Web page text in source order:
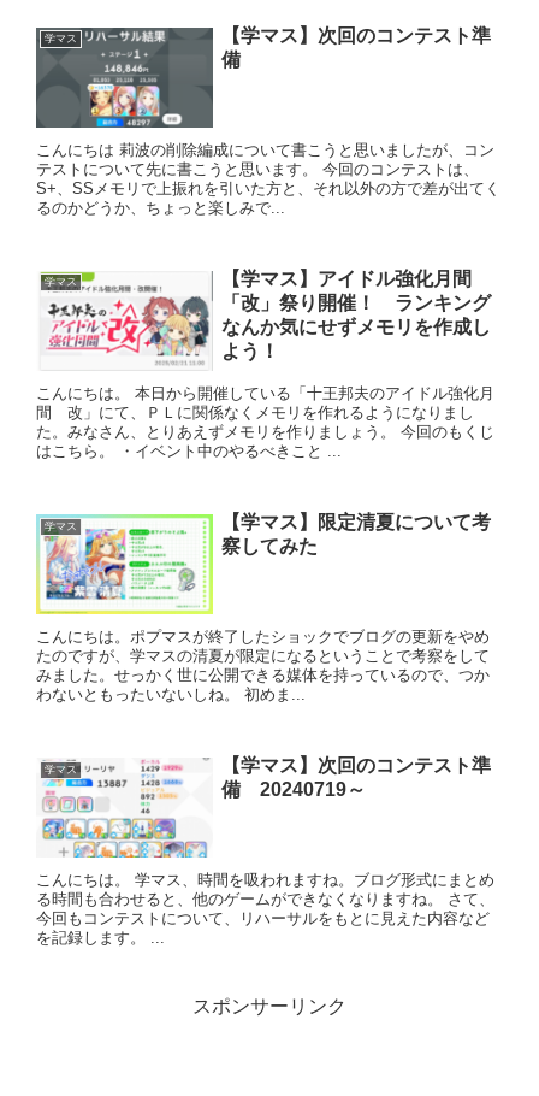
学マス
【学マス】次回のコンテスト準
備
こんにちは 莉波の削除編成について書こうと思いましたが、コン
テストについて先に書こうと思います。 今回のコンテストは、
S+、SSメモリで上振れを引いた方と、それ以外の方で差が出てく
るのかどうか、ちょっと楽しみで...
学マス
【学マス】アイドル強化月間
「改」祭り開催！ ランキング
なんか気にせずメモリを作成し
よう！
こんにちは。 本日から開催している「十王邦夫のアイドル強化月
間 改」にて、ＰＬに関係なくメモリを作れるようになりまし
た。みなさん、とりあえずメモリを作りましょう。 今回のもくじ
はこちら。 ・イベント中のやるべきこと ...
学マス
【学マス】限定清夏について考
察してみた
こんにちは。ポプマスが終了したショックでブログの更新をやめ
たのですが、学マスの清夏が限定になるということで考察をして
みました。せっかく世に公開できる媒体を持っているので、つか
わないともったいないしね。 初めま...
学マス
【学マス】次回のコンテスト準
備 20240719～
こんにちは。 学マス、時間を吸われますね。ブログ形式にまとめ
る時間も合わせると、他のゲームができなくなりますね。 さて、
今回もコンテストについて、リハーサルをもとに見えた内容など
を記録します。 ...
スポンサーリンク